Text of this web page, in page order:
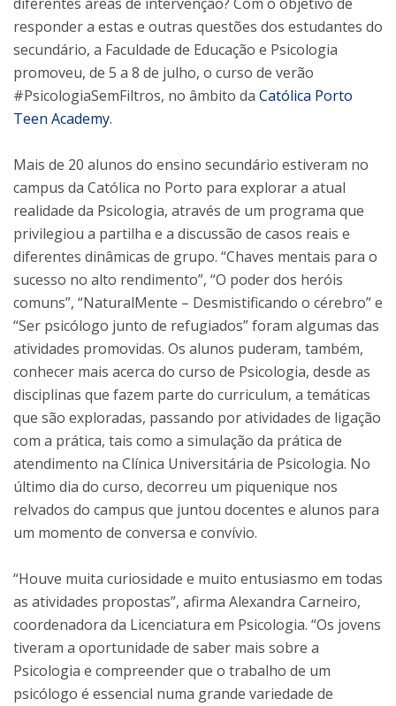
responder a estas e outras questões dos estudantes do
secundário, a Faculdade de Educação e Psicologia
promoveu, de 5 a 8 de julho, o curso de verão
#PsicologiaSemFiltros, no âmbito da Católica Porto
Teen Academy.
Mais de 20 alunos do ensino secundário estiveram no
campus da Católica no Porto para explorar a atual
realidade da Psicologia, através de um programa que
privilegiou a partilha e a discussão de casos reais e
diferentes dinâmicas de grupo. “Chaves mentais para o
sucesso no alto rendimento”, “O poder dos heróis
comuns”, “NaturalMente – Desmistificando o cérebro” e
“Ser psicólogo junto de refugiados” foram algumas das
atividades promovidas. Os alunos puderam, também,
conhecer mais acerca do curso de Psicologia, desde as
disciplinas que fazem parte do curriculum, a temáticas
que são exploradas, passando por atividades de ligação
com a prática, tais como a simulação da prática de
atendimento na Clínica Universitária de Psicologia. No
último dia do curso, decorreu um piquenique nos
relvados do campus que juntou docentes e alunos para
um momento de conversa e convívio.
“Houve muita curiosidade e muito entusiasmo em todas
as atividades propostas”, afirma Alexandra Carneiro,
coordenadora da Licenciatura em Psicologia. “Os jovens
tiveram a oportunidade de saber mais sobre a
Psicologia e compreender que o trabalho de um
psicólogo é essencial numa grande variedade de